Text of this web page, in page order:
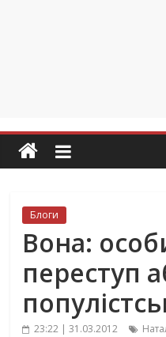
Блоги
Вона:
переступ
23:22 | 31.03.2012